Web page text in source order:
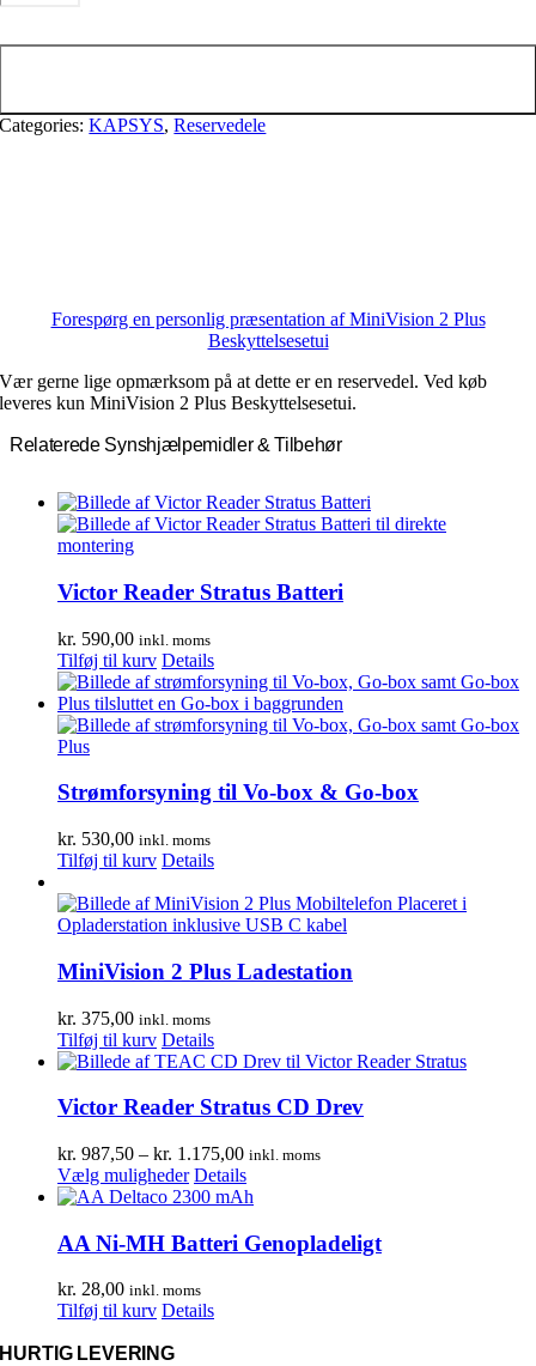
Categories:KAPSYS,Reservedele
Forespørg en personlig præsentation af MiniVision 2 Plus
Beskyttelsesetui
Vær gerne lige opmærksom på at dette er en reservedel. Ved køb
leveres kun MiniVision 2 Plus Beskyttelsesetui.
Relaterede Synshjælpemidler & Tilbehør
Victor Reader Stratus Batteri
kr. 590,00 inkl. moms
Tilføj til kurv Details
Strømforsyning til Vo-box & Go-box
kr. 530,00 inkl. moms
Tilføj til kurv Details
MiniVision 2 Plus Ladestation
kr. 375,00 inkl. moms
Tilføj til kurv Details
Victor Reader Stratus CD Drev
kr. 987,50 – kr. 1.175,00Prisinterval:
kr. 987,50
til
inkl. moms
Vælg muligheder Dette
vare
flere
varianter.
kan
vælges
Details
AA Ni-MH Batteri Genopladeligt
kr. 28,00 inkl. moms
Tilføj til kurv Details
HURTIG LEVERING